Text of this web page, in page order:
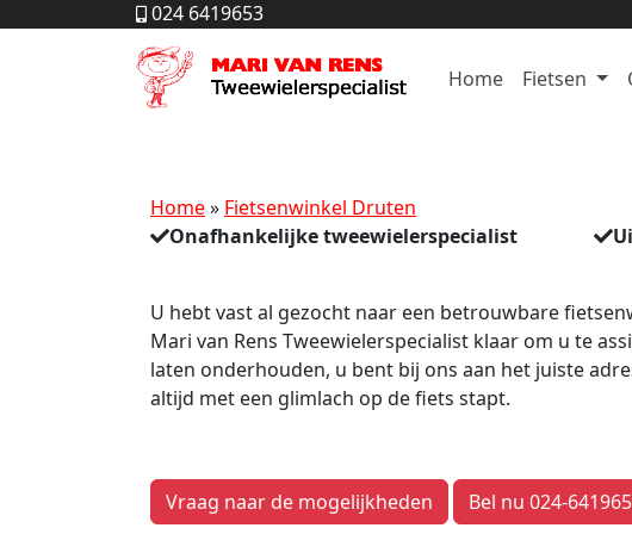
024 6419653
Home Fietsen
Home
Fietsenwinkel Druten
Onafhankelijke tweewielerspecialist
U hebt vast al gezocht naar een betrouwbare
Mari van Rens Tweewielerspecialist klaar om u te
laten onderhouden, u bent bij ons aan het juiste
altijd met een glimlach op de fiets stapt.
Vraag naar de mogelijkheden Bel nu 024-